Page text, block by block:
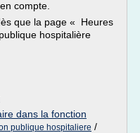
compte.
que la page « Heures
hospitalière
dans la fonction
publique hospitaliere /